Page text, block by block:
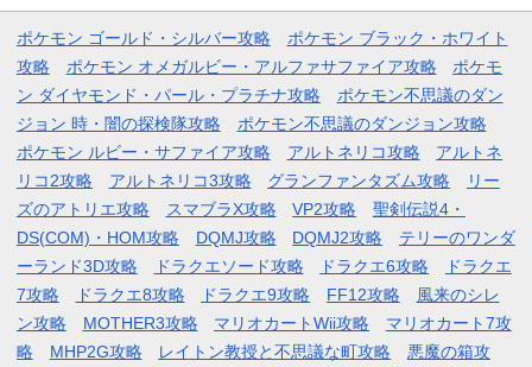
ポケモン ゴールド・シルバー攻略
ポケモン ブラック・ホワイト
攻略
ポケモン オメガルビー・アルファサファイア攻略
ポケモ
ン ダイヤモンド・パール・プラチナ攻略
ポケモン不思議のダン
ジョン 時・闇の探検隊攻略
ポケモン不思議のダンジョン攻略
ポケモン ルビー・サファイア攻略
アルトネリコ攻略
アルトネ
リコ2攻略
アルトネリコ3攻略 グランファンタズム攻略
リー
ズのアトリエ攻略
スマブラX攻略 VP2攻略
聖剣伝説4・
DS(COM)・HOM攻略
DQMJ攻略 DQMJ2攻略
テリーのワンダ
ーランド3D攻略
ドラクエソード攻略 ドラクエ6攻略
ドラクエ
7攻略
ドラクエ8攻略 ドラクエ9攻略 FF12攻略
風来のシレ
ン攻略
MOTHER3攻略 マリオカートWii攻略
マリオカート7攻
略
MHP2G攻略 レイトン教授と不思議な町攻略 悪魔の箱攻